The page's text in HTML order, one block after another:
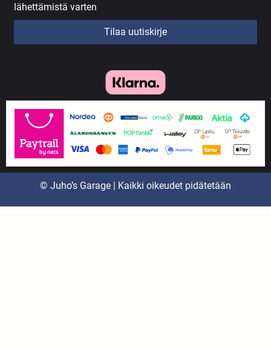
lähettämistä varten
Tilaa uutiskirje
© Juho’s Garage | Kaikki oikeudet pidätetään